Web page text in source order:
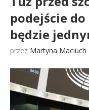
podejście
będzie
przez Martyna Maciuch